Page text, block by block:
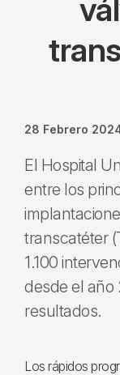
28 Febrero
El Hospital
entre los
transcatéter
1.100
desde el año
resultados.
Los rápidos